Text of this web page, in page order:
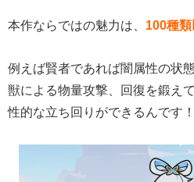
本作ならではの魅力は、 100種類
例えば賢者であれば闇属性の状
獣による物量攻撃、回復を鍛え
性的な立ち回りができるんです！